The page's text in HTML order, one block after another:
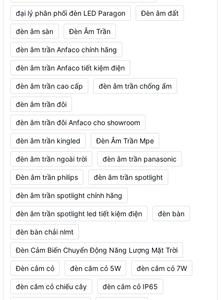
đại lý phân phối đèn LED Paragon Đèn âm đất
đèn âm sàn Đèn Âm Trần
đèn âm trần Anfaco chính hãng
đèn âm trần Anfaco tiết kiệm điện
đèn âm trần cao cấp đèn âm trần chống ẩm
đèn âm trần đôi
đèn âm trần đôi Anfaco cho showroom
đèn âm trần kingled Đèn Âm Trần Mpe
đèn âm trần ngoài trời đèn âm trần panasonic
Đèn âm trần philips đèn âm trần spotlight
đèn âm trần spotlight chính hãng
đèn âm trần spotlight led tiết kiệm điện đèn bàn
đèn bàn chải nlmt
Đèn Cảm Biến Chuyển Động Năng Lượng Mặt Trời
Đèn cắm cỏ đèn cắm cỏ 5W đèn cắm cỏ 7W
đèn cắm cỏ chiếu cây đèn cắm cỏ IP65